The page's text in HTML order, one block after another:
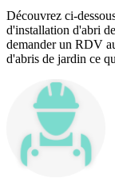
Découvrez ci-
d'installation d'abri
demander un RDV
d'abris de jardin ce